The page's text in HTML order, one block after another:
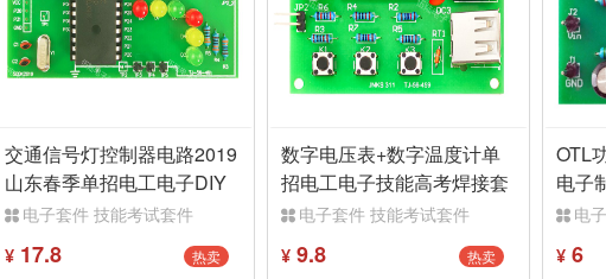
交通信号灯控制器电路2019
山东春季单招电工电子DIY
散件TJ-56-461
电子套件 技能考试套件
¥ 17.8 热卖
数字电压表+数字温度计单
招电工电子技能高考焊接套
件DIY组装散件
电子套件 技能考试套件
¥9.8 热卖
OTL
电子
套件
电
¥ 6